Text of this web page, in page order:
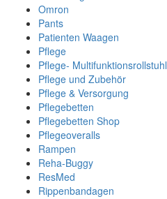
Omron
Pants
Patienten Waagen
Pflege
Pflege- Multifunktionsrollstuhl
Pflege und Zubehör
Pflege & Versorgung
Pflegebetten
Pflegebetten Shop
Pflegeoveralls
Rampen
Reha-Buggy
ResMed
Rippenbandagen